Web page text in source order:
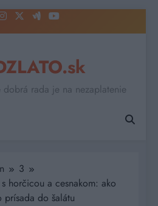
dobrá rada je na nezaplatenie
3
horčicou a cesnakom: ako
do šalátu